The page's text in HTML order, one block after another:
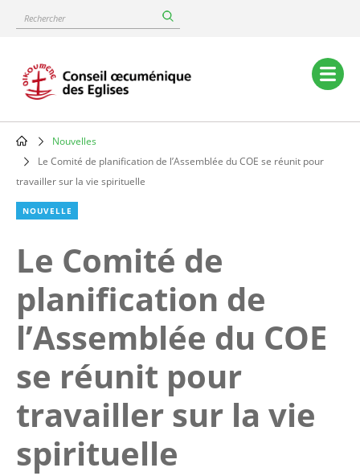
content
Rechercher
Main
navigation
Breadcrumb
Nouvelles
Le Comité de planification de l’Assemblée du COE se réunit pour
travailler sur la vie spirituelle
NOUVELLE
Le Comité de
planification de
l’Assemblée du COE
se réunit pour
travailler sur la vie
spirituelle